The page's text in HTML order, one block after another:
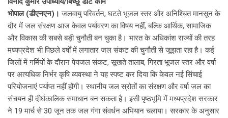
भोपाल (डीएनएन)। जलवायु परिवर्तन, घटते भूजल स्तर और अनिश्चित मानसून के
दौर में जल संरक्षण आज केवल पर्यावरण का विषय नहीं, बल्कि आर्थिक, सामाजिक
और विकास की सबसे बड़ी चुनौती बन चुका है। भारत के अधिकांश राज्यों की तरह
मध्यप्रदेश भी पिछले वर्षों में लगातार जल संकट की चुनौती से जूझता रहा है। कई
जिलों में गर्मियों के दौरान पेयजल संकट, सूखते तालाब, गिरता भूजल स्तर और वर्षा
पर अत्यधिक निर्भर कृषि व्यवस्था ने यह स्पष्ट कर दिया कि केवल नई सिंचाई
परियोजनाएं पर्याप्त नहीं होंगी। स्थानीय जल स्रोतों का संरक्षण और वर्षा जल का
संचयन ही दीर्घकालिक समाधान बन सकता है। इसी पृष्ठभूमि में मध्यप्रदेश सरकार
ने 19 मार्च से 30 जून तक जल गंगा संवर्धन अभियान चलाया। सरकार के अनुसार